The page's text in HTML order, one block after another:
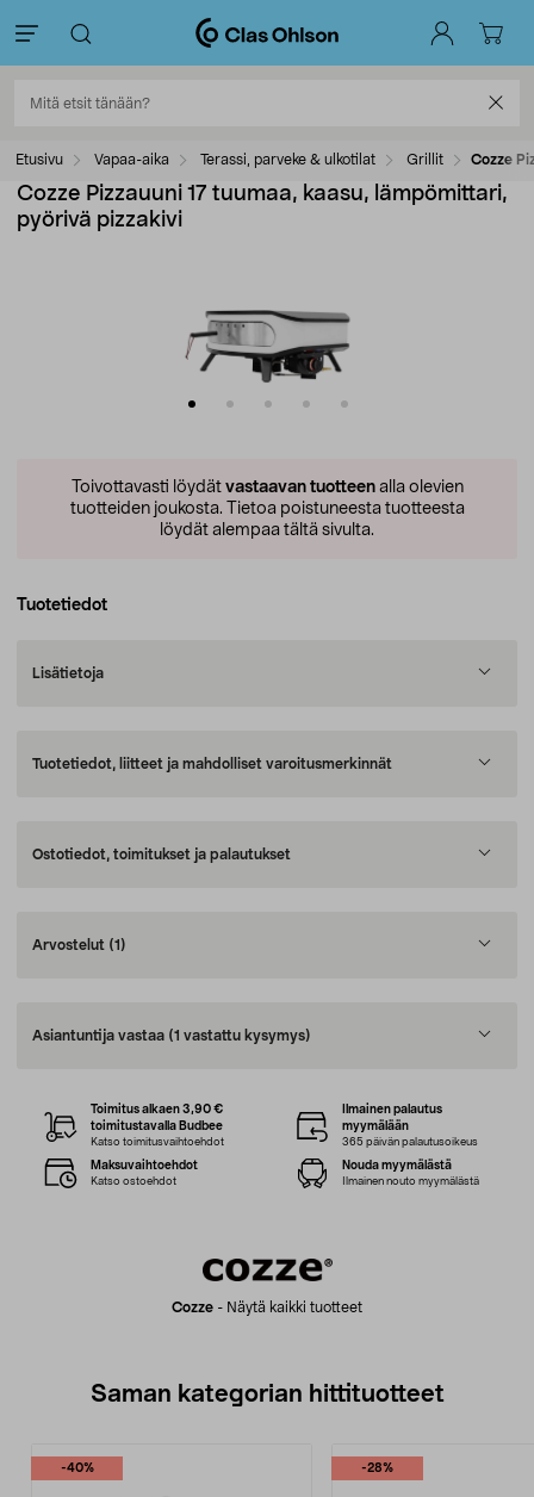
Etusivu Vapaa-aika Terassi, parveke & ulkotilat Grillit Cozze
Cozze Pizzauuni 17 tuumaa, kaasu, lämpömittari,
pyörivä pizzakivi
Toivottavasti löydät vastaavan tuotteenalla olevien
tuotteiden joukosta. Tietoa poistuneesta tuotteesta
löydät alempaa tältä sivulta.
Tuotetiedot
Lisätietoja
Tuotetiedot, liitteet ja mahdolliset varoitusmerkinnät
Ostotiedot, toimitukset ja palautukset
Arvostelut (1)
Asiantuntija vastaa (1 vastattu kysymys)
Cozze - Näytä kaikki tuotteet
Toimitus alkaen 3,90 €
toimitustavalla Budbee
Katso toimitusvaihtoehdot
Ilmainen palautus
myymälään
365 päivän palautusoikeus
Maksuvaihtoehdot
Katso ostoehdot
Nouda myymälästä
Ilmainen nouto myymälästä
Saman kategorian hittituotteet
-40% -28%